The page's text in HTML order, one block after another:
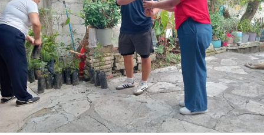
La rehabilitación consistió en la colocación de carpeta
asfáltica en caliente sobre una superficie de 2 mil 200
metros cuadrados de la calle Puebla, en el tramo
comprendido entre el camino a Sabana Larga y San
Rafael Calería. Los trabajos fueron financiados con
recursos del Fondo de Aportaciones para el